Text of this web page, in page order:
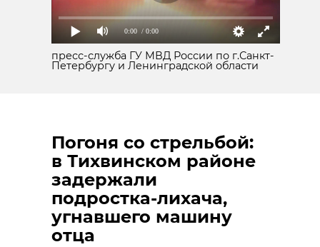
0:00 / 0:00
пресс-служба ГУ МВД России по г.Санкт-
Петербургу и Ленинградской области
Погоня со стрельбой:
в Тихвинском районе
задержали
подростка-лихача,
угнавшего машину
отца